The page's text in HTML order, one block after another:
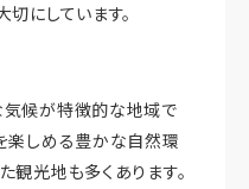
にしています。
候が特徴的な地域で
楽しめる豊かな自然環
観光地も多くあります。